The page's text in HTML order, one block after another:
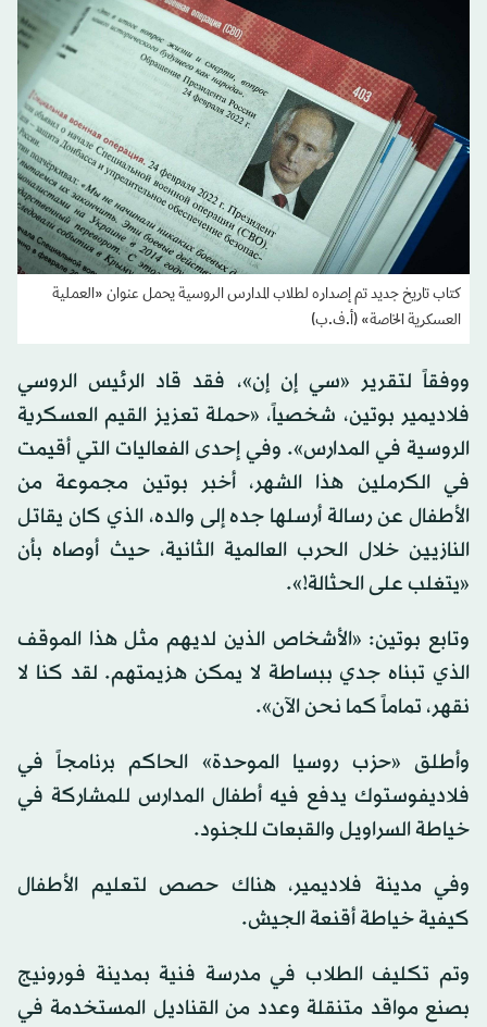
كتاب تاريخ جديد تم إصداره لطلاب المدارس الروسية يحمل عنوان «العملية
العسكرية الخاصة» (أ.ف.ب)
ووفقاً لتقرير «سي إن إن»، فقد قاد الرئيس الروسي
فلاديمير بوتين، شخصياً، «حملة تعزيز القيم العسكرية
الروسية في المدارس». وفي إحدى الفعاليات التي أقيمت
في الكرملين هذا الشهر، أخبر بوتين مجموعة من
الأطفال عن رسالة أرسلها جده إلى والده، الذي كان يقاتل
النازيين خلال الحرب العالمية الثانية، حيث أوصاه بأن
«يتغلب على الحثالة!».
وتابع بوتين: «الأشخاص الذين لديهم مثل هذا الموقف
الذي تبناه جدي ببساطة لا يمكن هزيمتهم. لقد كنا لا
نقهر، تماماً كما نحن الآن».
وأطلق «حزب روسيا الموحدة» الحاكم برنامجاً في
فلاديفوستوك يدفع فيه أطفال المدارس للمشاركة في
خياطة السراويل والقبعات للجنود.
وفي مدينة فلاديمير، هناك حصص لتعليم الأطفال
كيفية خياطة أقنعة الجيش.
وتم تكليف الطلاب في مدرسة فنية بمدينة فورونيج
بصنع مواقد متنقلة وعدد من القناديل المستخدمة في